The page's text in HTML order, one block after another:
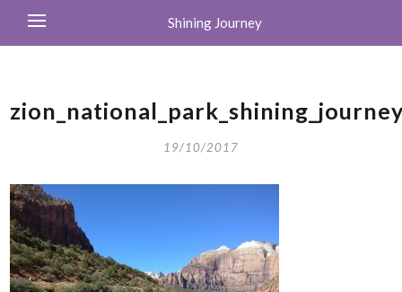
Shining Journey
19/10/2017